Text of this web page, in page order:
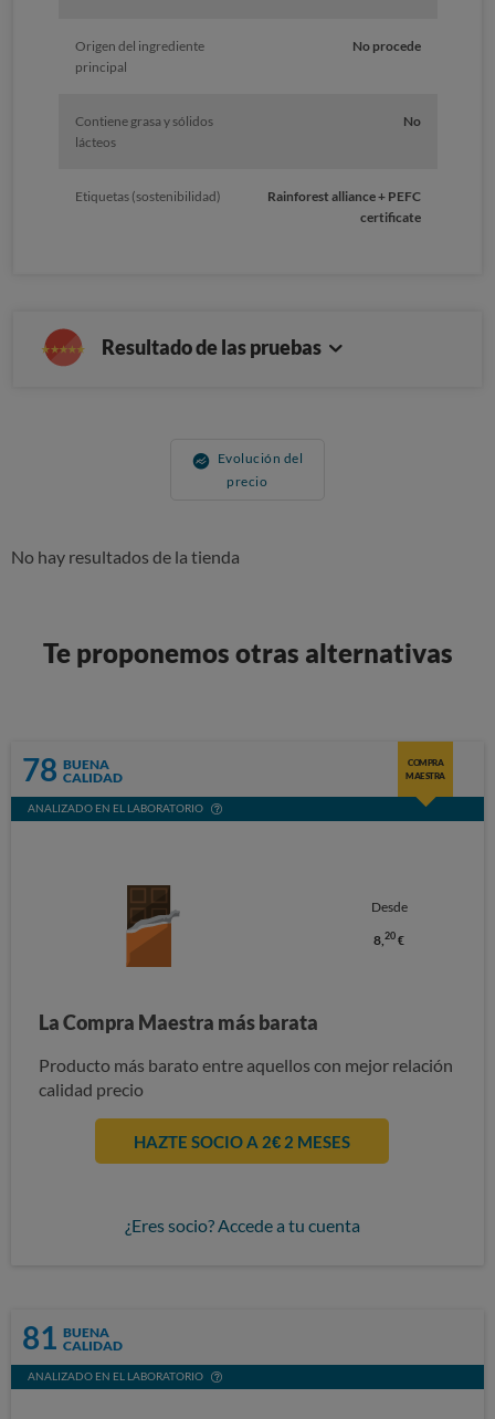
Origen del ingrediente
principal
No procede
Contiene grasa y sólidos
lácteos
No
Etiquetas (sostenibilidad)
Rainforest alliance + PEFC
certificate
Resultado de las pruebas
Evolución del
precio
No hay resultados de la tienda
Te proponemos otras alternativas
78 BUENA
CALIDAD
COMPRA
MAESTRA
ANALIZADO EN EL LABORATORIO
Desde
8,20 €
La Compra Maestra más barata
Producto más barato entre aquellos con mejor relación
calidad precio
HAZTE SOCIO A 2€ 2 MESES
¿Eres socio? Accede a tu cuenta
81 BUENA
CALIDAD
ANALIZADO EN EL LABORATORIO